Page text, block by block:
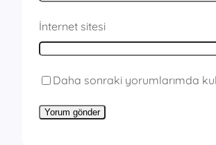
İnternet sitesi
Daha sonraki yorumlarımda